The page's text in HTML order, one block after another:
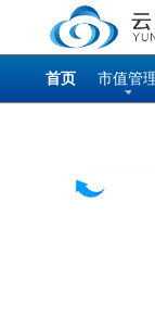
首页 市值管